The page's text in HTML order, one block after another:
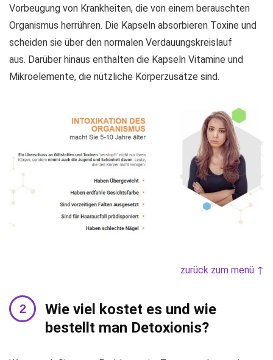
Vorbeugung von Krankheiten, die von einem berauschten
Organismus herrühren. Die Kapseln absorbieren Toxine und
scheiden sie über den normalen Verdauungskreislauf
aus. Darüber hinaus enthalten die Kapseln Vitamine und
Mikroelemente, die nützliche Körperzusätze sind.
zurück zum menü ↑
Wie viel kostet es und wie
bestellt man Detoxionis?